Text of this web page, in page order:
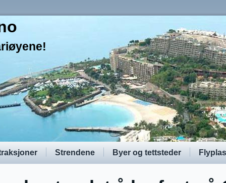
Strendene Byer og tettsteder